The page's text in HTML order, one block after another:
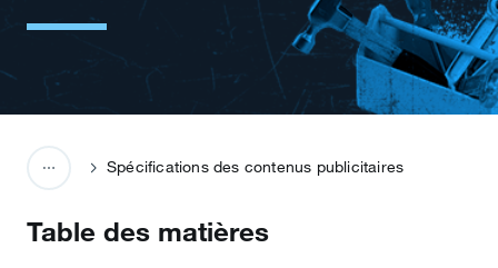
Spécifications des contenus publicitaires
Table des matières